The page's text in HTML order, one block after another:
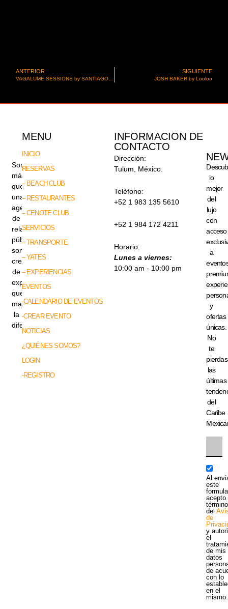
ANTERIOR SIGUIENTE
JOSH BAKER by Looloo
Somos
más
que
una
agencia
de
relaciones
públicas,
somos
creadores
de
experiencias
que
marcan
la
diferencia.
MENU
INICIO
RESERVAS
– BEACH CLUB
– RESTAURANTES
– CENOTE CLUB
SERVICIOS
– TRANSPORTE
– YATES
– EXPERIENCIAS
EVENTOS
-CALENDARIO DE EVENTOS
-CREAR EVENTO
NOTICIAS
¿QUIÉNES SOMOS?
LOGIN
-REGISTRO
INFORMACION DE
CONTACTO
Dirección:
Tulum, México.
Teléfono:
+52 1 983 135 5610
+52 1 984 172 4211
Horario:
Lunes a viernes:
10:00 am - 10:00 pm
lo
mejor
del
lujo
con
acceso
a
y
ofertas
únicas.
No
te
pierdas
las
últimas
del
Caribe
Al
este
acepto
del
de
y
el
de mis
datos
de
con lo
en el
mismo.